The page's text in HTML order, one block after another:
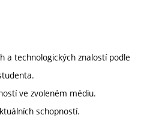
a technologických znalostí podle
ve zvoleném médiu.
schopností.